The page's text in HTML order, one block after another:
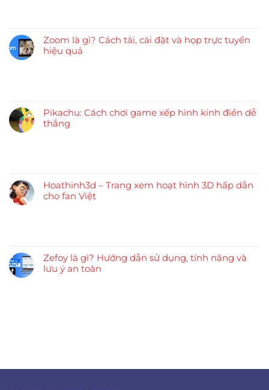
Zoom là gì? Cách tải, cài đặt và họp trực tuyến
hiệu quả
Pikachu: Cách chơi game xếp hình kinh điển dễ
thắng
Hoathinh3d – Trang xem hoạt hình 3D hấp dẫn
cho fan Việt
Zefoy là gì? Hướng dẫn sử dụng, tính năng và
lưu ý an toàn